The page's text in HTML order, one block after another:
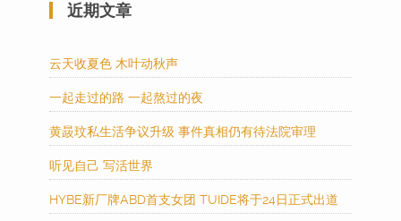
近期文章
云天收夏色 木叶动秋声
一起走过的路 一起熬过的夜
黄晸玟私生活争议升级 事件真相仍有待法院审理
听见自己 写活世界
HYBE新厂牌ABD首支女团 TUIDE将于24日正式出道